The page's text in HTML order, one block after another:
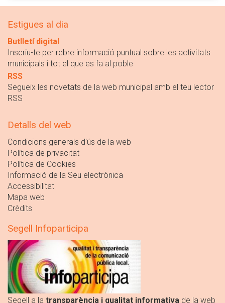
Estigues al dia
Butlletí digital
Inscriu-te per rebre informació puntual sobre les activitats
municipals i tot el que es fa al poble
RSS
Segueix les novetats de la web municipal amb el teu lector
RSS
Detalls del web
Condicions generals d'ús de la web
Política de privacitat
Política de Cookies
Informació de la Seu electrònica
Accessibilitat
Mapa web
Crèdits
Segell Infoparticipa
Segell a la transparència i qualitat informativa de la web